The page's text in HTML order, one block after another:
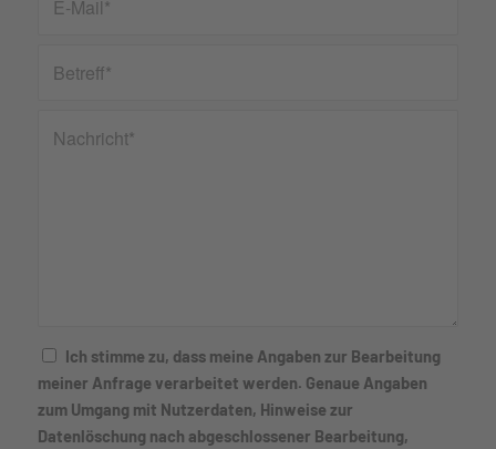
Ich stimme zu, dass meine Angaben zur Bearbeitung
meiner Anfrage verarbeitet werden. Genaue Angaben
zum Umgang mit Nutzerdaten, Hinweise zur
Datenlöschung nach abgeschlossener Bearbeitung,